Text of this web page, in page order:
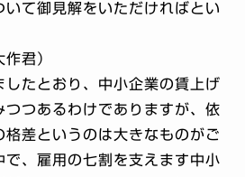
いて御見解をいただければとい
君）
たとおり、中小企業の賃上げ
つつあるわけでありますが、依
差というのは大きなものがご
で、雇用の七割を支えます中小